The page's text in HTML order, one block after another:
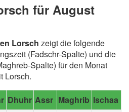
für August
Lorsch zeigt die folgende
(Fadschr-Spalte) und die
Spalte) für den Monat
Lorsch.
Dhuhr Assr Maghrib Ischaa